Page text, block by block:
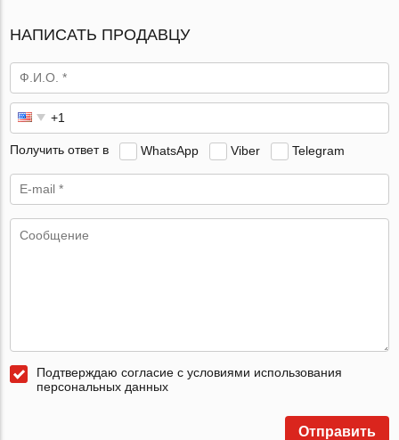
НАПИСАТЬ ПРОДАВЦУ
Получить ответ в WhatsApp Viber Telegram
Подтверждаю согласие с условиями использования
персональных данных
Отправить